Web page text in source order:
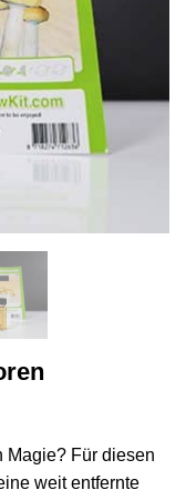
Magie? Für diesen
weit entfernte